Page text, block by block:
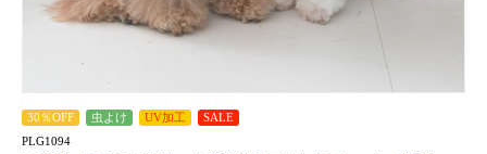
30％OFF 虫よけ UV加工 SALE
PLG1094